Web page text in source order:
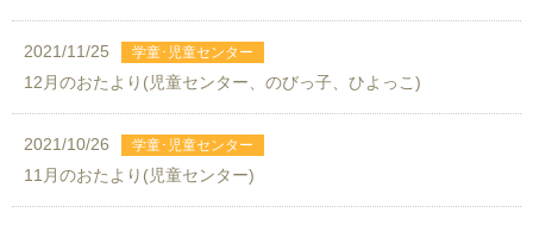
2021/11/25
12月のおたより(児童センター、のびっ子、ひよっこ)
2021/10/26
11月のおたより(児童センター)